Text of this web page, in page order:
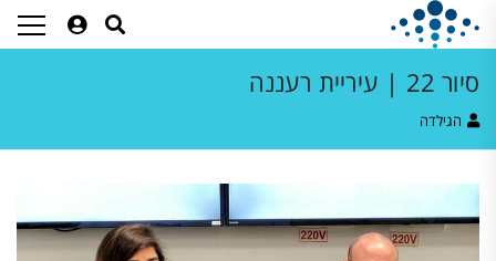
סיור 22 | עיריית רעננה
הגילדה